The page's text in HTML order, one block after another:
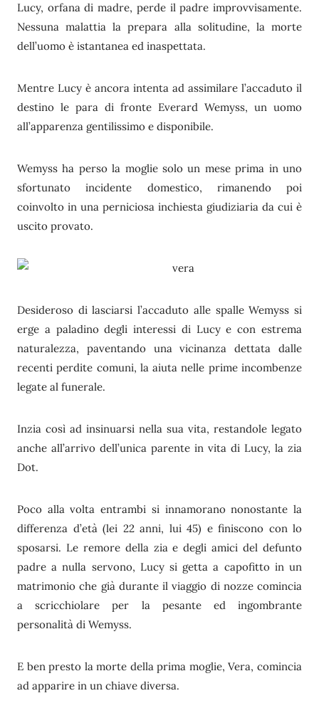
Lucy, orfana di madre, perde il padre improvvisamente.
Nessuna malattia la prepara alla solitudine, la morte
dell’uomo è istantanea ed inaspettata.
Mentre Lucy è ancora intenta ad assimilare l’accaduto il
destino le para di fronte Everard Wemyss, un uomo
all’apparenza gentilissimo e disponibile.
Wemyss ha perso la moglie solo un mese prima in uno
sfortunato incidente domestico, rimanendo poi
coinvolto in una perniciosa inchiesta giudiziaria da cui è
uscito provato.
Desideroso di lasciarsi l’accaduto alle spalle Wemyss si
erge a paladino degli interessi di Lucy e con estrema
naturalezza, paventando una vicinanza dettata dalle
recenti perdite comuni, la aiuta nelle prime incombenze
legate al funerale.
Inzia così ad insinuarsi nella sua vita, restandole legato
anche all’arrivo dell’unica parente in vita di Lucy, la zia
Dot.
Poco alla volta entrambi si innamorano nonostante la
differenza d’età (lei 22 anni, lui 45) e finiscono con lo
sposarsi. Le remore della zia e degli amici del defunto
padre a nulla servono, Lucy si getta a capofitto in un
matrimonio che già durante il viaggio di nozze comincia
a scricchiolare per la pesante ed ingombrante
personalità di Wemyss.
E ben presto la morte della prima moglie, Vera, comincia
ad apparire in un chiave diversa.